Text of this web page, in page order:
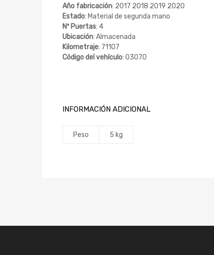
Año fabricación: 2017 2018 2019 2020
Estado: Material de segunda mano
Nº Puertas: 4
Ubicación: Almacenada
Kilometraje: 71107
Código del vehículo: 03070
INFORMACIÓN ADICIONAL
Peso 5 kg